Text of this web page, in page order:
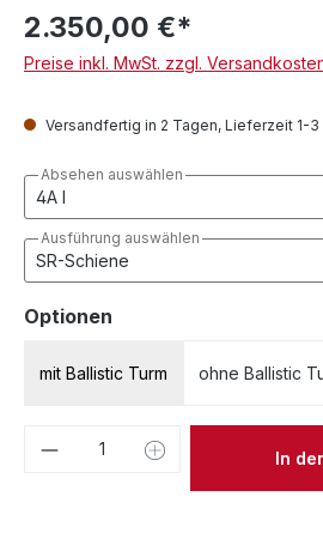
2.350,00 €*
Preise inkl. MwSt. zzgl.
Versandfertig in 2 Tagen, Lieferzeit 1-3
Absehen auswählen
Ausführung auswählen
Optionen
mit Ballistic Turm ohne Ballistic
Produkt Anzahl: Gib
In